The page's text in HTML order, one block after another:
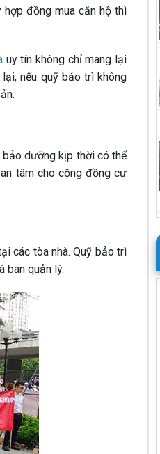
đồng mua căn hộ thì
uy tín không chỉ mang lại
nếu quỹ bảo trì không
bảo dưỡng kịp thời có thể
tâm cho cộng đồng cư
các tòa nhà. Quỹ bảo trì
ban quản lý.